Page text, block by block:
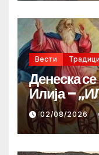
Вести
Денеска
Илија –
02/08/2026